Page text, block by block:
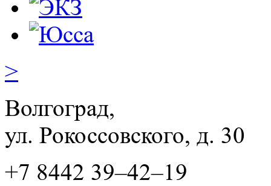
>
Волгоград,
ул. Рокосcовского, д. 30
+7 8442 39–42–19